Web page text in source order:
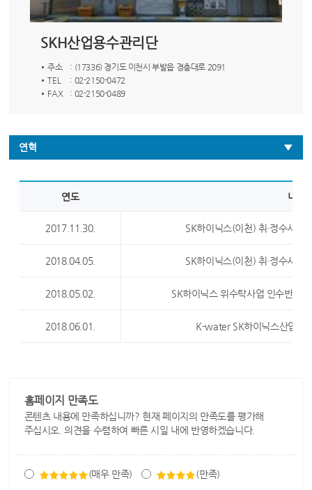
SKH산업용수관리단
주소
: (17336) 경기도 이천시 부발읍 경충대로 2091
TEL
: 02-2150-0472
FAX
: 02-2150-0489
연혁
연도 내용
2017.11.30. SK하이닉스(이천) 취·정수시설
2018.04.05. SK하이닉스(이천) 취·정수시설
2018.05.02. SK하이닉스 위수탁사업 인수반
2018.06.01. K-water SK하이닉스산업용
홈페이지 만족도
콘텐츠 내용에 만족하십니까? 현재 페이지의 만족도를 평가해
주십시오. 의견을 수렴하여 빠른 시일 내에 반영하겠습니다.
(매우 만족) (만족)